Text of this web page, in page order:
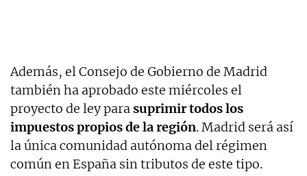
Además, el Consejo de Gobierno de Madrid
también ha aprobado este miércoles el
proyecto de ley parasuprimir todos los
impuestos propios de la región. Madrid será así
la única comunidad autónoma del régimen
común en España sin tributos de este tipo.